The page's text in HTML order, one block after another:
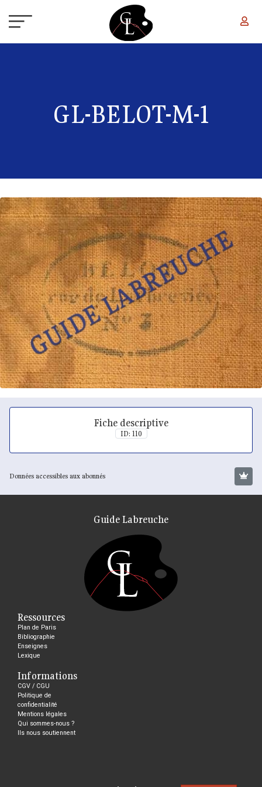
GL-BELOT-M-1
Fiche descriptive
ID: 110
Données accessibles aux abonnés
Guide Labreuche
Ressources
Plan de Paris
Bibliographie
Enseignes
Lexique
Informations
CGV / CGU
Politique de
confidentialité
Mentions légales
Qui sommes-nous ?
Ils nous soutiennent